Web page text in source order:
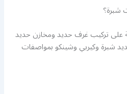
شبرة؟
على تركيب غرف حديد ومخازن حديد
شبرة وكيربي وشينكو بمواصفات